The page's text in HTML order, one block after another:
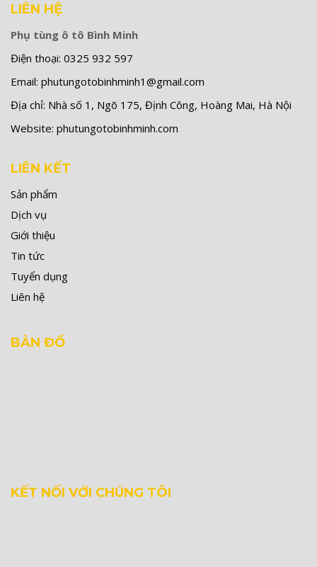
LIÊN HỆ
Phụ tùng ô tô Bình Minh
Điện thoại: 0325 932 597
Email: phutungotobinhminh1@gmail.com
Địa chỉ: Nhà số 1, Ngõ 175, Định Công, Hoàng Mai, Hà Nội
Website: phutungotobinhminh.com
LIÊN KẾT
Sản phẩm
Dịch vụ
Giới thiệu
Tin tức
Tuyển dụng
Liên hệ
BẢN ĐỒ
KẾT NỐI VỚI CHÚNG TÔI